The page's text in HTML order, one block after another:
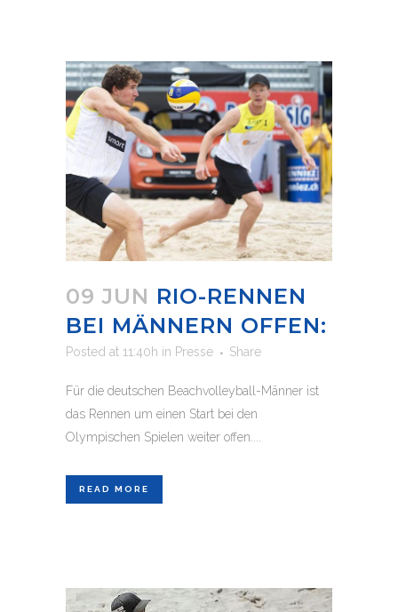
09 JUN RIO-RENNEN
BEI MÄNNERN OFFEN:
Posted at 11:40h in Presse Share
Für die deutschen Beachvolleyball-Männer ist
das Rennen um einen Start bei den
Olympischen Spielen weiter offen....
READ MORE